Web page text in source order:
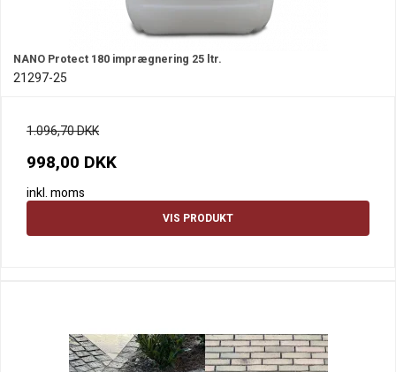
NANO Protect 180 imprægnering 25 ltr.
21297-25
1.096,70 DKK
998,00 DKK
inkl. moms
VIS PRODUKT